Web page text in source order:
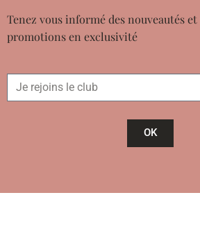
Tenez vous informé des nouveautés et
promotions en exclusivité
OK